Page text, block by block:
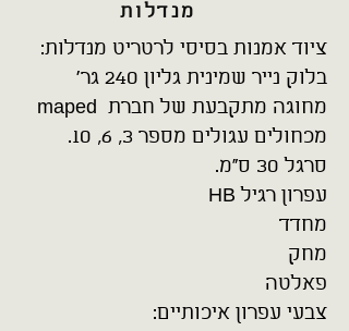
מנדלות
ציוד אמנות בסיסי לרטריט מנדלות:
בלוק נייר שמינית גליון 240 גר'
מחוגה מתקבעת של חברת maped
מכחולים עגולים מספר 3, 6, 10.
סרגל 30 ס"מ.
עפרון רגיל HB
מחדד
מחק
פאלטה
צבעי עפרון איכותיים: